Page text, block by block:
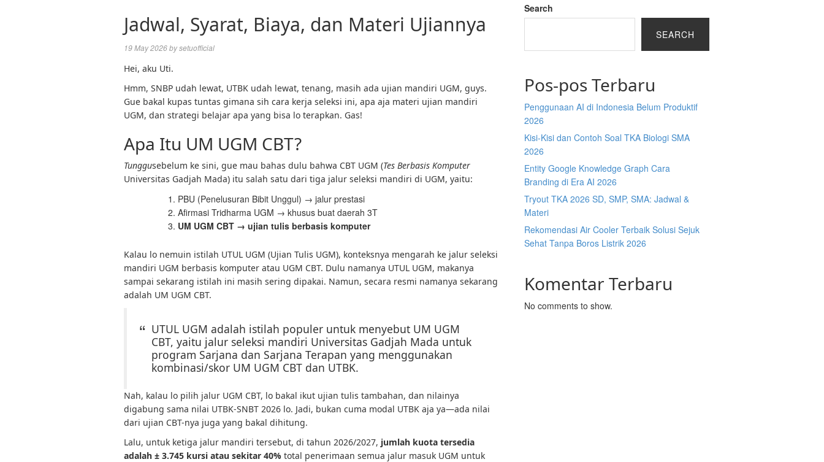
Jadwal, Syarat, Biaya, dan Materi Ujiannya
19 May 2026bysetuofficial
Hei, aku Uti.
Hmm, SNBP udah lewat, UTBK udah lewat, tenang, masih ada ujian mandiri UGM, guys.
Gue bakal kupas tuntas gimana sih cara kerja seleksi ini, apa aja materi ujian mandiri
UGM, dan strategi belajar apa yang bisa lo terapkan. Gas!
Apa Itu UM UGM CBT?
Tunggusebelum ke sini, gue mau bahas dulu bahwa CBT UGM (Tes Berbasis Komputer
Universitas Gadjah Mada) itu salah satu dari tiga jalur seleksi mandiri di UGM, yaitu:
PBU (Penelusuran Bibit Unggul) → jalur prestasi
Afirmasi Tridharma UGM → khusus buat daerah 3T
UM UGM CBT → ujian tulis berbasis komputer
Kalau lo nemuin istilah UTUL UGM (Ujian Tulis UGM), konteksnya mengarah ke jalur seleksi
mandiri UGM berbasis komputer atau UGM CBT. Dulu namanya UTUL UGM, makanya
sampai sekarang istilah ini masih sering dipakai. Namun, secara resmi namanya sekarang
adalah UM UGM CBT.
UTUL UGM adalah istilah populer untuk menyebut UM UGM
CBT, yaitu jalur seleksi mandiri Universitas Gadjah Mada untuk
program Sarjana dan Sarjana Terapan yang menggunakan
kombinasi/skor UM UGM CBT dan UTBK.
Nah, kalau lo pilih jalur UGM CBT, lo bakal ikut ujian tulis tambahan, dan nilainya
digabung sama nilai UTBK-SNBT 2026 lo. Jadi, bukan cuma modal UTBK aja ya—ada nilai
dari ujian CBT-nya juga yang bakal dihitung.
Lalu, untuk ketiga jalur mandiri tersebut, di tahun 2026/2027, jumlah kuota tersedia
adalah ± 3.745 kursi atau sekitar 40% total penerimaan semua jalur masuk UGM untuk
Search
SEARCH
Pos-pos Terbaru
Penggunaan AI di Indonesia Belum Produktif
2026
Kisi-Kisi dan Contoh Soal TKA Biologi SMA
2026
Entity Google Knowledge Graph Cara
Branding di Era AI 2026
Tryout TKA 2026 SD, SMP, SMA: Jadwal &
Materi
Rekomendasi Air Cooler Terbaik Solusi Sejuk
Sehat Tanpa Boros Listrik 2026
Komentar Terbaru
No comments to show.